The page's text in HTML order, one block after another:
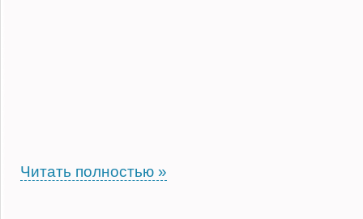
Читать полностью »